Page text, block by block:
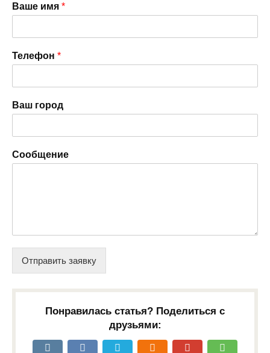
Ваше имя *
Телефон *
Ваш город
Сообщение
Отправить заявку
Понравилась статья? Поделиться с
друзьями: